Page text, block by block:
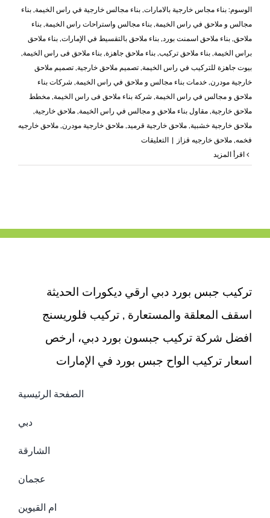
الوسوم: بناء مجاس خارجية بالامارات, بناء مجالس خارجية في راس الخيمة, بناء
مجالس و ملاحق في راس الخيمة, بناء مجالس واستراحات راس الخيمة, بناء
ملاحق, بناء ملاحق اسمنت بورد , بناء ملاحق بالتقسيط في الإمارات, بناء ملاحق
براس الخيمة, بناء ملاحق تركيب, بناء ملاحق جاهزة, بناء ملاحق فى راس الخيمة,
بيوت جاهزة للتركيب في راس الخيمة, تصميم ملاحق خارجية, تصميم ملاحق
خارجية مودرن, خدمات بناء مجالس و ملاحق في راس الخيمة, شركات بناء
ملاحق و مجالس في راس الخيمة, شركة بناء ملاحق فى راس الخيمة, مخطط
ملاحق خارجية, مقاول بناء ملاحق و مجالس في راس الخيمة, ملاحق خارجية,
ملاحق خارجية خشبية, ملاحق خارجية قرميد , ملاحق خارجية مودرن, ملاحق خارجيه
فخمه, ملاحق خارجيه قزاز | التعليقاتعلى
ملاحق
مغلقة
تركيب جبس بورد دبي ارقي ديكورات الحديثة
اسقف المعلقة والمستعارة , تركيب فلوريسنج
افضل شركة تركيب جبسون بورد دبي، ارخص
اسعار تركيب الواح جبس بورد في الإمارات
الصفحة الرئيسية
دبي
الشارقة
عجمان
ام القيوين